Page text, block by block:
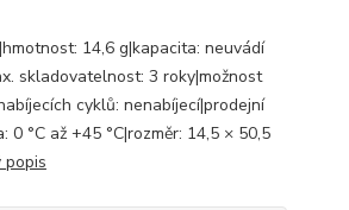
14,6 g|kapacita: neuvádí
skladovatelnost: 3 roky|možnost
cyklů: nenabíjecí|prodejní
°C až +45 °C|rozměr: 14,5 × 50,5
popis